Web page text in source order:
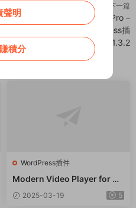
下一篇
File Renaming on Upload Pro –
上傳文件自動重命名WordPress插
件 – v1.3.2
WordPress插件
Modern Video Player for W
ordPress – 功能強大的視頻和
音頻播放器 – v10.21
2025-03-19 5
聲明
積分